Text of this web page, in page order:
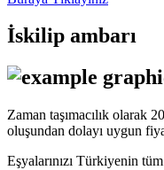
İskilip ambarı
Zaman taşımacılık olarak
oluşundan dolayı uygun
Eşyalarınızı Türkiyenin